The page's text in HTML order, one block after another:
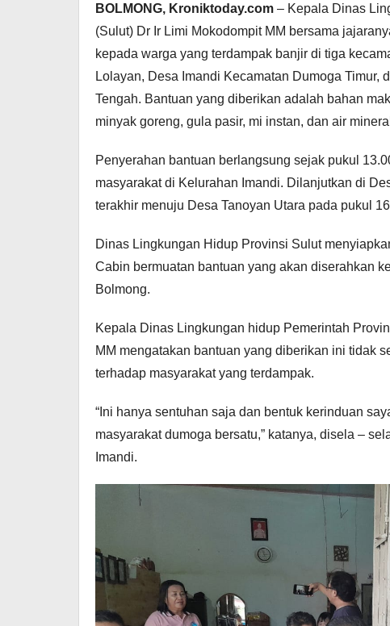
BOLMONG, Kroniktoday.com – Kepala Dinas
(Sulut) Dr Ir Limi Mokodompit MM bersama
kepada warga yang terdampak banjir di tiga
Lolayan, Desa Imandi Kecamatan Dumoga Timur,
Tengah. Bantuan yang diberikan adalah bahan
minyak goreng, gula pasir, mi instan, dan air
Penyerahan bantuan berlangsung sejak pukul
masyarakat di Kelurahan Imandi. Dilanjutkan di
terakhir menuju Desa Tanoyan Utara pada pukul
Dinas Lingkungan Hidup Provinsi Sulut
Cabin bermuatan bantuan yang akan diserahkan
Bolmong.
Kepala Dinas Lingkungan hidup Pemerintah
MM mengatakan bantuan yang diberikan ini tidak
terhadap masyarakat yang terdampak.
“Ini hanya sentuhan saja dan bentuk kerinduan
masyarakat dumoga bersatu,” katanya, disela –
Imandi.